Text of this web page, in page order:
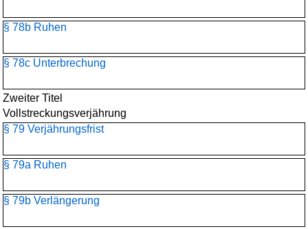
§ 78b Ruhen
§ 78c Unterbrechung
Zweiter Titel
Vollstreckungsverjährung
§ 79 Verjährungsfrist
§ 79a Ruhen
§ 79b Verlängerung